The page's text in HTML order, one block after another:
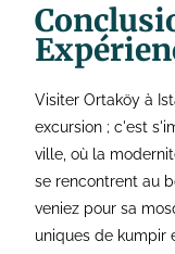
Visiter Ortaköy à
excursion ; c'est
ville, où la
se rencontrent au
veniez pour sa
uniques de kumpir